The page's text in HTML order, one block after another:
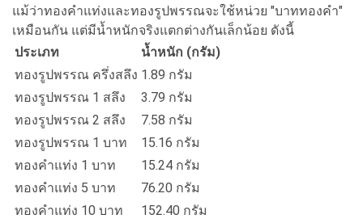
แม้ว่าทองคำแท่งและทองรูปพรรณจะใช้หน่วย "บาททองคำ"
เหมือนกัน แต่มีน้ำหนักจริงแตกต่างกันเล็กน้อย ดังนี้
ประเภท
น้ำหนัก (กรัม)
ทองรูปพรรณ ครึ่งสลึง 1.89 กรัม
ทองรูปพรรณ 1 สลึง
3.79 กรัม
ทองรูปพรรณ 2 สลึง
7.58 กรัม
ทองรูปพรรณ 1 บาท
15.16 กรัม
ทองคำแท่ง 1 บาท
15.24 กรัม
ทองคำแท่ง 5 บาท
76.20 กรัม
ทองคำแท่ง 10 บาท
152.40 กรัม